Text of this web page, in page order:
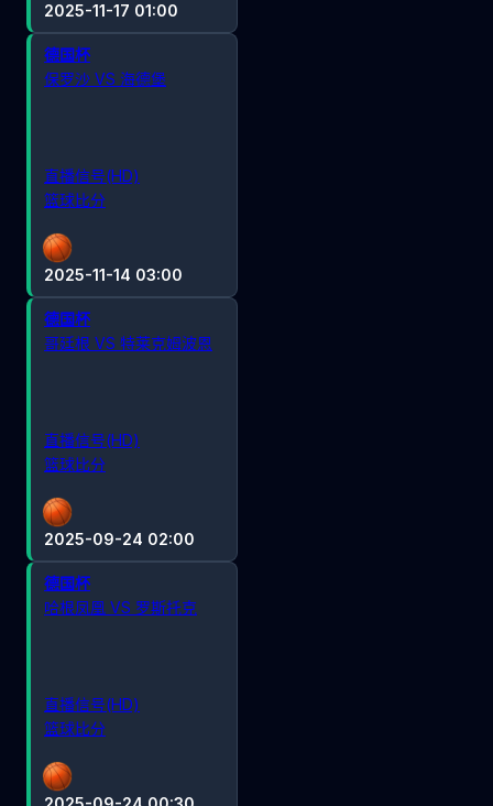
2025-11-17 01:00
2025-11-14 03:00
德国杯
保罗沙 VS 海德堡
直播信号(HD)
篮球比分
2025-09-24 02:00
德国杯
哥廷根 VS 特莱克姆波恩
直播信号(HD)
篮球比分
德国杯
哈根凤凰 VS 罗斯托克
直播信号(HD)
篮球比分